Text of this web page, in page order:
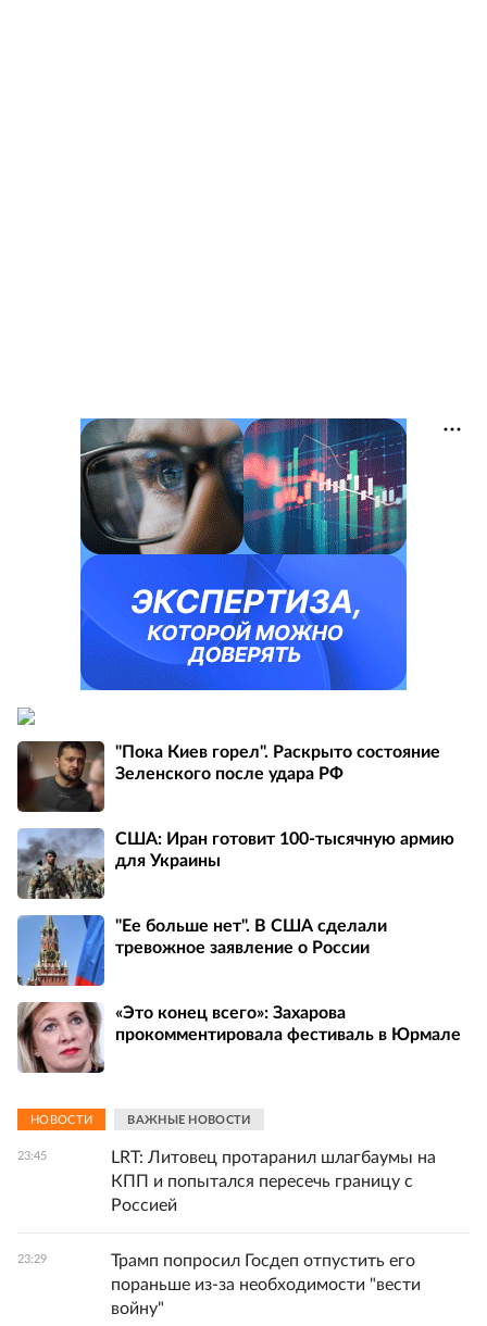
"Пока Киев горел". Раскрыто состояние
Зеленского после удара РФ
США: Иран готовит 100-тысячную армию
для Украины
"Ее больше нет". В США сделали
тревожное заявление о России
«Это конец всего»: Захарова
прокомментировала фестиваль в Юрмале
НОВОСТИ ВАЖНЫЕ НОВОСТИ
23:45
LRT: Литовец протаранил шлагбаумы на
КПП и попытался пересечь границу с
Россией
23:29
Трамп попросил Госдеп отпустить его
пораньше из-за необходимости "вести
войну"